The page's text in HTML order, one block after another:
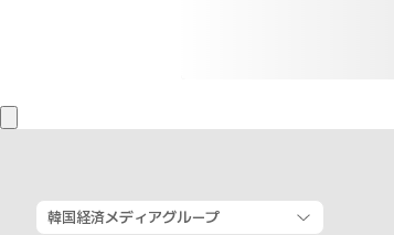
韓国経済メディアグループ